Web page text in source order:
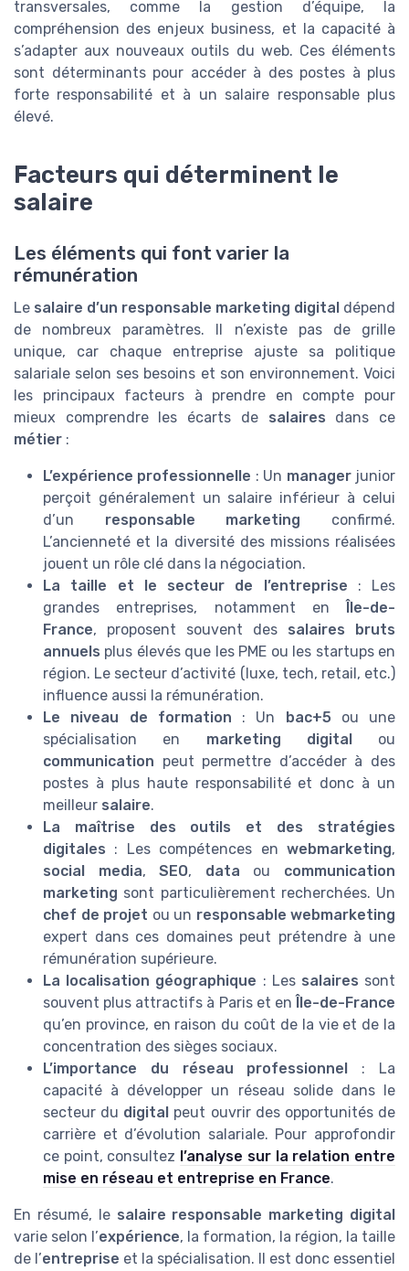
transversales, comme la gestion d’équipe, la
compréhension des enjeux business, et la capacité à
s’adapter aux nouveaux outils du web. Ces éléments
sont déterminants pour accéder à des postes à plus
forte responsabilité et à un salaire responsable plus
élevé.
Facteurs qui déterminent le
salaire
Les éléments qui font varier la
rémunération
Le salaire d’un responsable marketing digital dépend
de nombreux paramètres. Il n’existe pas de grille
unique, car chaque entreprise ajuste sa politique
salariale selon ses besoins et son environnement. Voici
les principaux facteurs à prendre en compte pour
mieux comprendre les écarts de salaires dans ce
métier :
L’expérience professionnelle : Un managerjunior
perçoit généralement un salaire inférieur à celui
d’un responsable marketing confirmé.
L’ancienneté et la diversité des missions réalisées
jouent un rôle clé dans la négociation.
La taille et le secteur de l’entreprise : Les
grandes entreprises, notamment enÎle-de-
France, proposent souvent des salaires bruts
annuels plus élevés que les PME ou les startups en
région. Le secteur d’activité (luxe, tech, retail, etc.)
influence aussi la rémunération.
Le niveau de formation : Un bac+5 ou une
spécialisation en marketing digitalou
communication peut permettre d’accéder à des
postes à plus haute responsabilité et donc à un
meilleur salaire.
La maîtrise des outils et des stratégies
digitales : Les compétences en webmarketing,
social media,SEO, data ou communication
marketing sont particulièrement recherchées. Un
chef de projet ou un responsable webmarketing
expert dans ces domaines peut prétendre à une
rémunération supérieure.
La localisation géographique : Les salaires sont
souvent plus attractifs à Paris et enÎle-de-France
qu’en province, en raison du coût de la vie et de la
concentration des sièges sociaux.
L’importance du réseau professionnel : La
capacité à développer un réseau solide dans le
secteur du digital peut ouvrir des opportunités de
carrière et d’évolution salariale. Pour approfondir
ce point, consultez l’analyse sur la relation entre
mise en réseau et entreprise en France.
En résumé, le salaire responsable marketing digital
varie selon l’expérience, la formation, la région, la taille
de l’entreprise et la spécialisation. Il est donc essentiel